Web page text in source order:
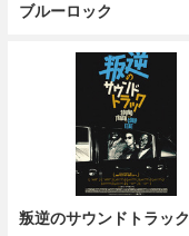
ブルーロック
叛逆のサウンドトラック